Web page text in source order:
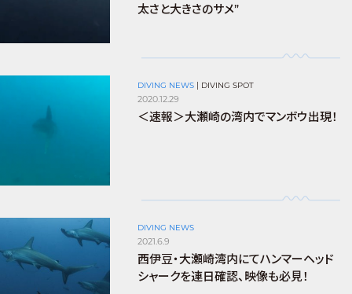
太さと大きさのサメ”
DIVING NEWS | DIVING SPOT
2020.12.29
＜速報＞大瀬崎の湾内でマンボウ出現！
DIVING NEWS
2021.6.9
西伊豆・大瀬崎湾内にてハンマーヘッド
シャークを連日確認、映像も必見！